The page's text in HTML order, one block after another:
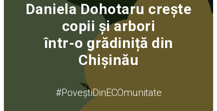
Daniela Dohotaru crește
copii și arbori
într-o grădiniță din
Chișinău
#PoveștiDinECOmunitate